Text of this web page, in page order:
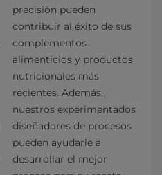
precisión pueden
contribuir al éxito de sus
complementos
alimenticios y productos
nutricionales más
recientes. Además,
nuestros experimentados
diseñadores de procesos
pueden ayudarle a
desarrollar el mejor